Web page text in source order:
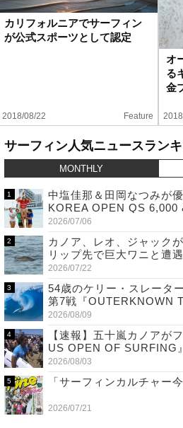
カリフォルニアでサーフィン
が公式スポーツとして認定
2018/08/22 Feature
オ
る
金
サーフィン人気ニュースラン
MONTHLY
中塩佳那＆田岡なつみが
KOREA OPEN QS 6,000
2026/07/06
カノア、レオ、ジャック
リップ先で巨大ワニと遭遇
2026/07/22
54歳のケリー・スレータ
第7戦『OUTERKNOWN
2026/08/09
【速報】五十嵐カノアが
US OPEN OF SURFING』
2026/08/03
「サーフィンカルチャー
2026/07/21